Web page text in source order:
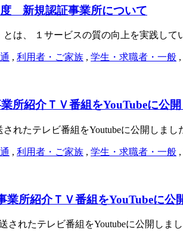
新規認証事業所について
とは、 １サービスの質の向上を実践し
, 利用者・ご家族 , 学生・求職者・一般 ,
所紹介ＴＶ番組をYouTubeに公
れたテレビ番組をYoutubeに公開しま
, 利用者・ご家族 , 学生・求職者・一般 ,
業所紹介ＴＶ番組をYouTubeに公
されたテレビ番組をYoutubeに公開しま